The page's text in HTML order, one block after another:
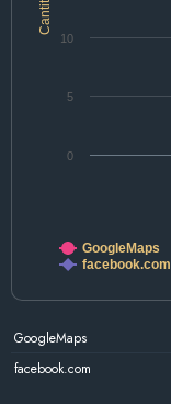
0
5
10
GoogleMaps
facebook.com
GoogleMaps
facebook.com